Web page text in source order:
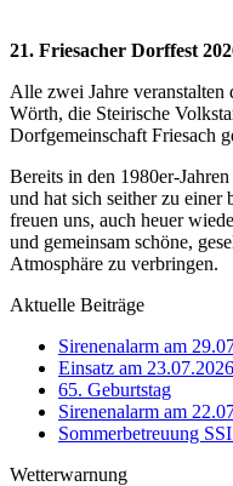
21. Friesacher Dorffest
Alle zwei Jahre
Wörth, die Steirische
Dorfgemeinschaft Friesach
Bereits in den 1980er-
und hat sich seither zu
freuen uns, auch heuer
und gemeinsam schöne,
Atmosphäre zu verbringen.
Aktuelle Beiträge
Sirenenalarm am
Einsatz am 23.07.2026
65. Geburtstag
Sirenenalarm am
Sommerbetreuung
Wetterwarnung